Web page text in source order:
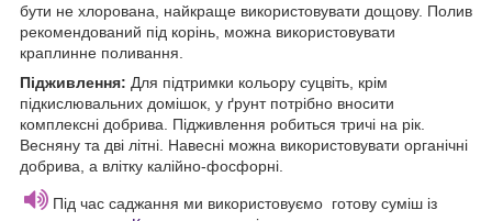
бути не хлорована, найкраще використовувати дощову. Полив
рекомендований під корінь, можна використовувати
краплинне поливання.
Підживлення: Для підтримки кольору суцвіть, крім
підкислювальних домішок, у ґрунт потрібно вносити
комплексні добрива. Підживлення робиться тричі на рік.
Весняну та дві літні. Навесні можна використовувати органічні
добрива, а влітку калійно-фосфорні.
Під час саджання ми використовуємо готову суміш із